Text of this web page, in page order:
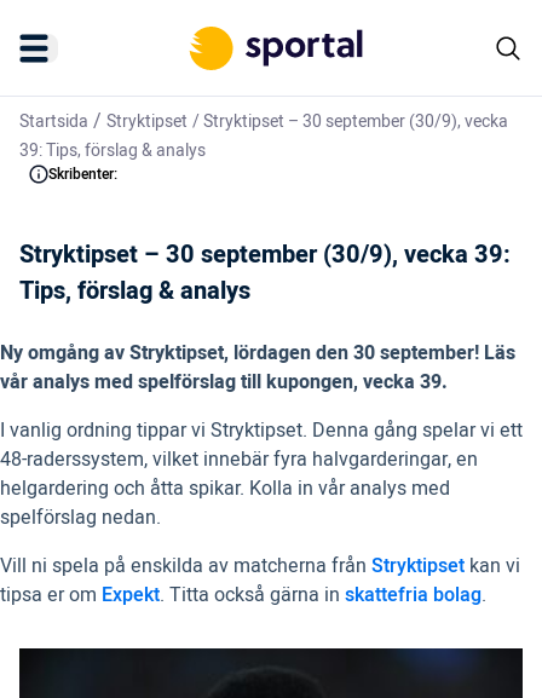
Startsida / Stryktipset /Stryktipset – 30 september (30/9), vecka
39: Tips, förslag & analys
Skribenter:
Stryktipset – 30 september (30/9), vecka 39:
Tips, förslag & analys
Ny omgång av Stryktipset, lördagen den 30 september! Läs
vår analys med spelförslag till kupongen, vecka 39.
I vanlig ordning tippar vi Stryktipset. Denna gång spelar vi ett
48-raderssystem, vilket innebär fyra halvgarderingar, en
helgardering och åtta spikar. Kolla in vår analys med
spelförslag nedan.
Vill ni spela på enskilda av matcherna från Stryktipset kan vi
tipsa er om Expekt. Titta också gärna in skattefria bolag.